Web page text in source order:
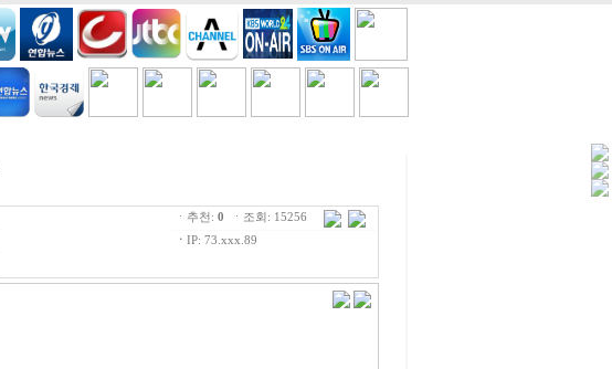
ㆍ추천: 0 ㆍ조회: 15256
ㆍ IP: 73.xxx.89